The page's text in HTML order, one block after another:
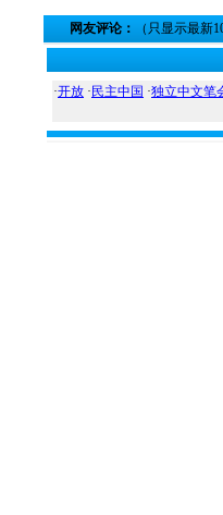
网友评论： （只显示最新
·开放 · 民主中国 ·独立中文笔